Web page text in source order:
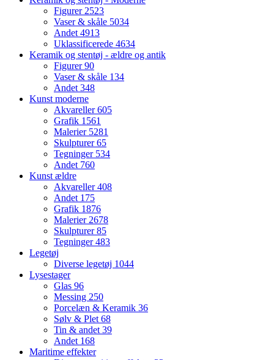
Figurer 2523
Vaser & skåle 5034
Andet 4913
Uklassificerede 4634
Keramik og stentøj - ældre og antik
Figurer90
Vaser & skåle 134
Andet 348
Kunst moderne
Akvareller605
Grafik 1561
Malerier 5281
Skulpturer65
Tegninger 534
Andet 760
Kunst ældre
Akvareller408
Andet 175
Grafik 1876
Malerier 2678
Skulpturer85
Tegninger483
Legetøj
Diverse legetøj 1044
Lysestager
Glas 96
Messing 250
Porcelæn & Keramik 36
Sølv & Plet 68
Tin & andet 39
Andet 168
Maritime effekter